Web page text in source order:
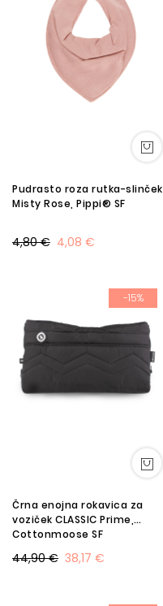
Pudrasto roza rutka-slinček
Misty Rose, Pippi® SF
4,08 €
4,80 €
-15%
Črna enojna rokavica za
voziček CLASSIC Prime,
Cottonmoose SF
38,17 €
44,90 €